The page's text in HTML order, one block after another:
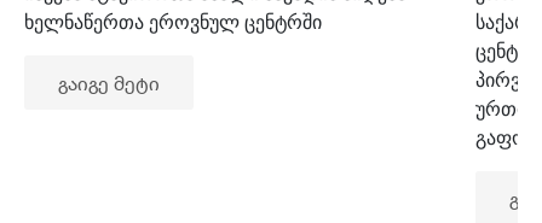
ხელნაწერთა ეროვნულ ცენტრში
გაიგე მეტი